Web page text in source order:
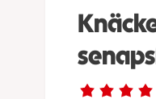
Betyg 5 av 5.
7 personer